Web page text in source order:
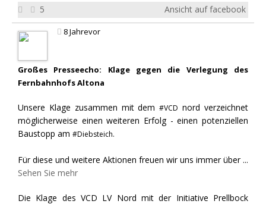
5 Ansicht auf facebook
8 Jahrevor
Großes Presseecho: Klage gegen die Verlegung des
Fernbahnhofs Altona
Unsere Klage zusammen mit dem#VCD nord verzeichnet
möglicherweise einen weiteren Erfolg - einen potenziellen
Baustopp am #Diebsteich.
Für diese und weitere Aktionen freuen wir uns immer über ...
Sehen Sie mehr
Die Klage des VCD LV Nord mit der Initiative Prellbock